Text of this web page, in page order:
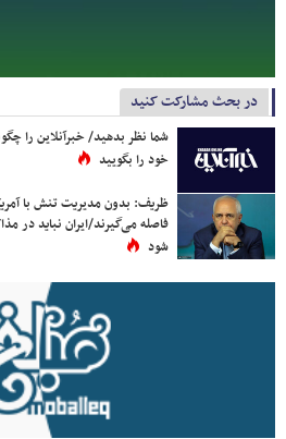
در بحث مشارکت کنید
شما نظر بدهید/ خبرآنلاین را
خود را بگویید
ظریف: بدون مدیریت تنش با
فاصله می‌گیرند/ایران نباید در
شود